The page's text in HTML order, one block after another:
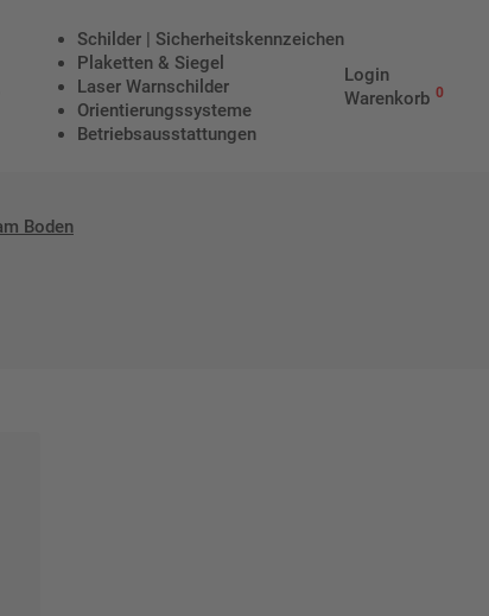
Schilder | Sicherheitskennzeichen
Plaketten & Siegel
Laser Warnschilder
Orientierungssysteme
Betriebs­aus­stattungen
Login
Warenkorb 0
Boden